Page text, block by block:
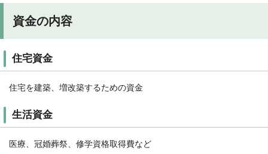
資金の内容
住宅資金
住宅を建築、増改築するための資金
生活資金
医療、冠婚葬祭、修学資格取得費など